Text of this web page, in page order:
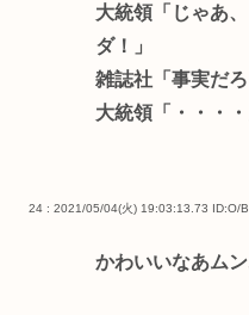
大統領「じゃあ
ダ！」
雑誌社「事実だろ
大統領「・・・・
24 : 2021/05/04(火) 19:03:13.73 ID:O/
かわいいなあム